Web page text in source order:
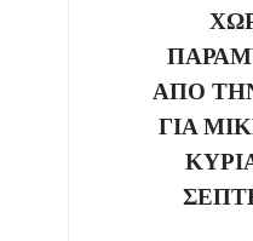
ΑΠΟ
ΓΙΑ